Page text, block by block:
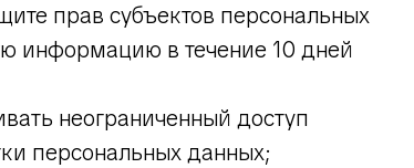
прав субъектов персональных
информацию в течение 10 дней
неограниченный доступ
персональных данных;